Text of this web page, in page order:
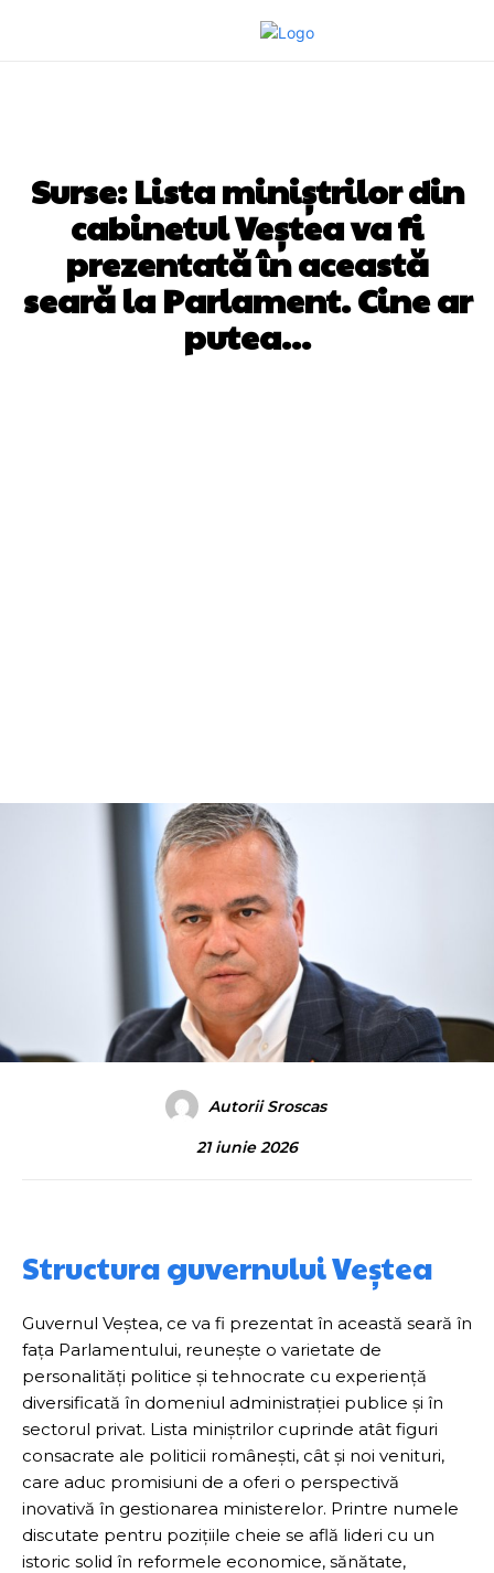
Surse: Lista miniștrilor din
cabinetul Veștea va fi
prezentată în această
seară la Parlament. Cine ar
putea…
Autorii Sroscas
21 iunie 2026
Structura guvernului Veștea
Guvernul Veștea, ce va fi prezentat în această seară în
fața Parlamentului, reunește o varietate de
personalități politice și tehnocrate cu experiență
diversificată în domeniul administrației publice și în
sectorul privat. Lista miniștrilor cuprinde atât figuri
consacrate ale politicii românești, cât și noi venituri,
care aduc promisiuni de a oferi o perspectivă
inovativă în gestionarea ministerelor. Printre numele
discutate pentru pozițiile cheie se află lideri cu un
istoric solid în reformele economice, sănătate,